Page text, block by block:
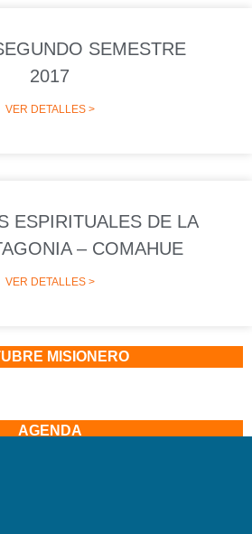
SEMESTRE
2017
VER DETALLES >
ESPIRITUALES DE LA
– COMAHUE
VER DETALLES >
MISIONERO
AGENDA